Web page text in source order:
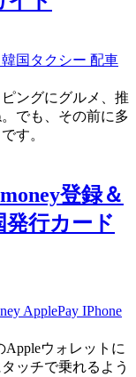
韓国タクシー 配車
ングにグルメ、推
でも、その前に多
す。
登録＆
行カード
ApplePay IPhone
Appleウォレットに
ッチで乗れるよう